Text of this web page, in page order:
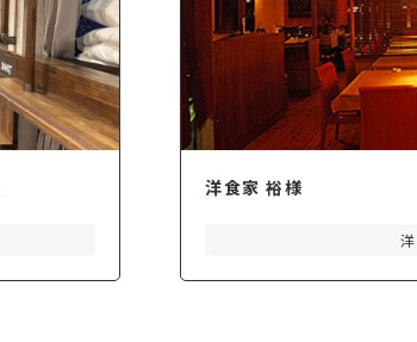
洋食家 裕様